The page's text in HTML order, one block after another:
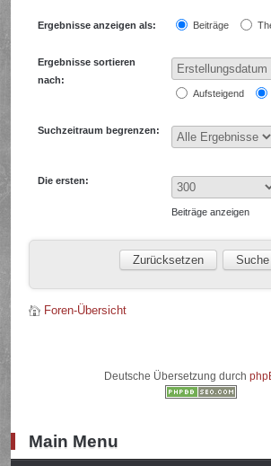
Ergebnisse anzeigen als: Beiträge
Ergebnisse sortieren
nach:
Aufsteigend
Suchzeitraum begrenzen:
Die ersten:
Beiträge anzeigen
Foren-Übersicht
Deutsche Übersetzung durch
Main Menu